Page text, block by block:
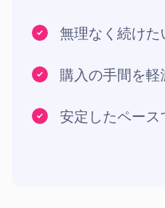
無理なく続けた
購入の手間を軽
安定したペース